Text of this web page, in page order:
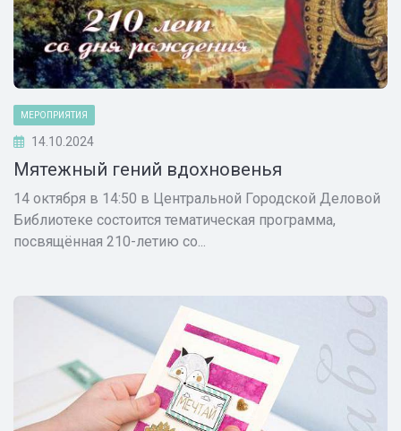
МЕРОПРИЯТИЯ
14.10.2024
Мятежный гений вдохновенья
14 октября в 14:50 в Центральной Городской Деловой
Библиотеке состоится тематическая программа,
посвящённая 210-летию со...